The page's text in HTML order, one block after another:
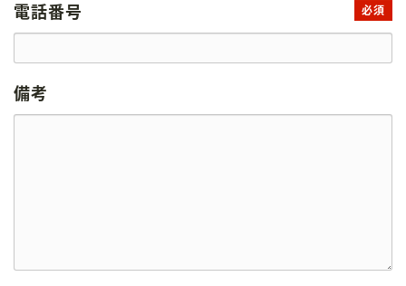
電話番号 必須
備考